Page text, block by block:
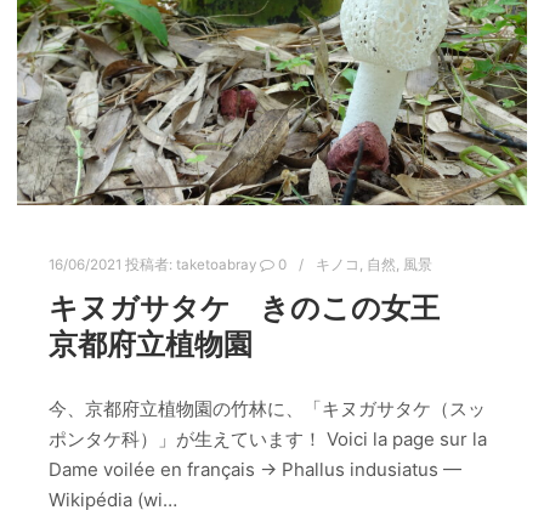
16/06/2021 投稿者: taketoabray 0 キノコ 自然 風景
キヌガサタケ きのこの女王
京都府立植物園
今、京都府立植物園の竹林に、「キヌガサタケ（スッ
ポンタケ科）」が生えています！ Voici la page sur la
Dame voilée en français → Phallus indusiatus —
Wikipédia (wi…